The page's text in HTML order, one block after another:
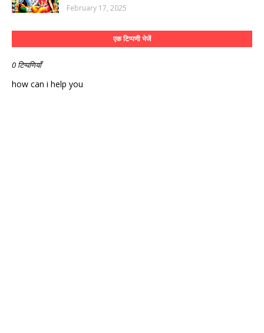
February 17, 2025
एक टिप्पणी भेजें
0 टिप्पणियाँ
how can i help you